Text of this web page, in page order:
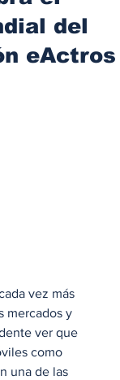
del
eActros
vez más
mercados y
ver que
como
una de las